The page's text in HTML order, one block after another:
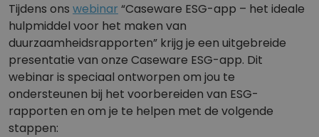
Tijdens ons webinar “Caseware ESG-app – het ideale
hulpmiddel voor het maken van
duurzaamheidsrapporten” krijg je een uitgebreide
presentatie van onze Caseware ESG-app. Dit
webinar is speciaal ontworpen om jou te
ondersteunen bij het voorbereiden van ESG-
rapporten en om je te helpen met de volgende
stappen: